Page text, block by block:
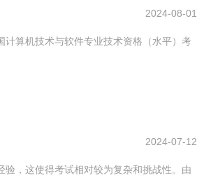
2024-08-01
算机技术与软件专业技术资格（水平）考
2024-07-12
，这使得考试相对较为复杂和挑战性。由